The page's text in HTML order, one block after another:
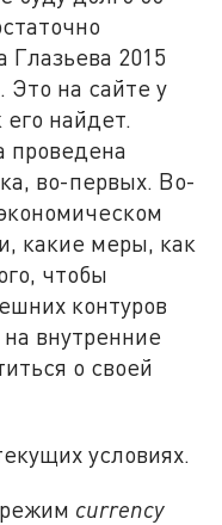
Глазьева 2015
на сайте у
найдет.
проведена
во-первых. Во-
какие меры, как
чтобы
контуров
внутренние
о своей
условиях.
currency